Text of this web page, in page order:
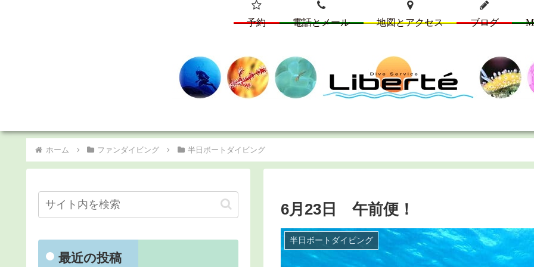
予約 電話とメール 地図とアクセス ブログ
ホーム ファンダイビング 半日ボートダイビング
6月23日 午前便！
半日ボートダイビング
最近の投稿